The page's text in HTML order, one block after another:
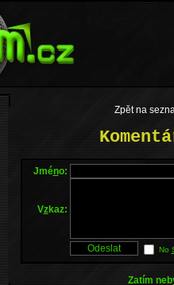
Zpět na
Jméno:
Vzkaz:
No
Zatím